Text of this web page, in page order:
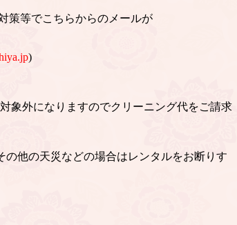
策等でこちらからのメールが
)
象外になりますのでクリーニング代をご請求
他の天災などの場合はレンタルをお断りす